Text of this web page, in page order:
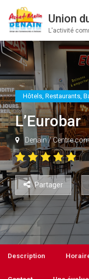
Union
L'activité
Hôtels, Restaurants,
L’Eurobar
Denain/Centre
Partager
Description